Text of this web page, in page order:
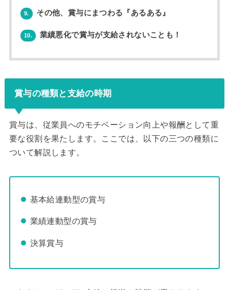
9. その他、賞与にまつわる『あるある』
10. 業績悪化で賞与が支給されないことも！
賞与の種類と支給の時期
賞与は、従業員へのモチベーション向上や報酬として重
要な役割を果たします。ここでは、以下の三つの種類に
ついて解説します。
基本給連動型の賞与
業績連動型の賞与
決算賞与